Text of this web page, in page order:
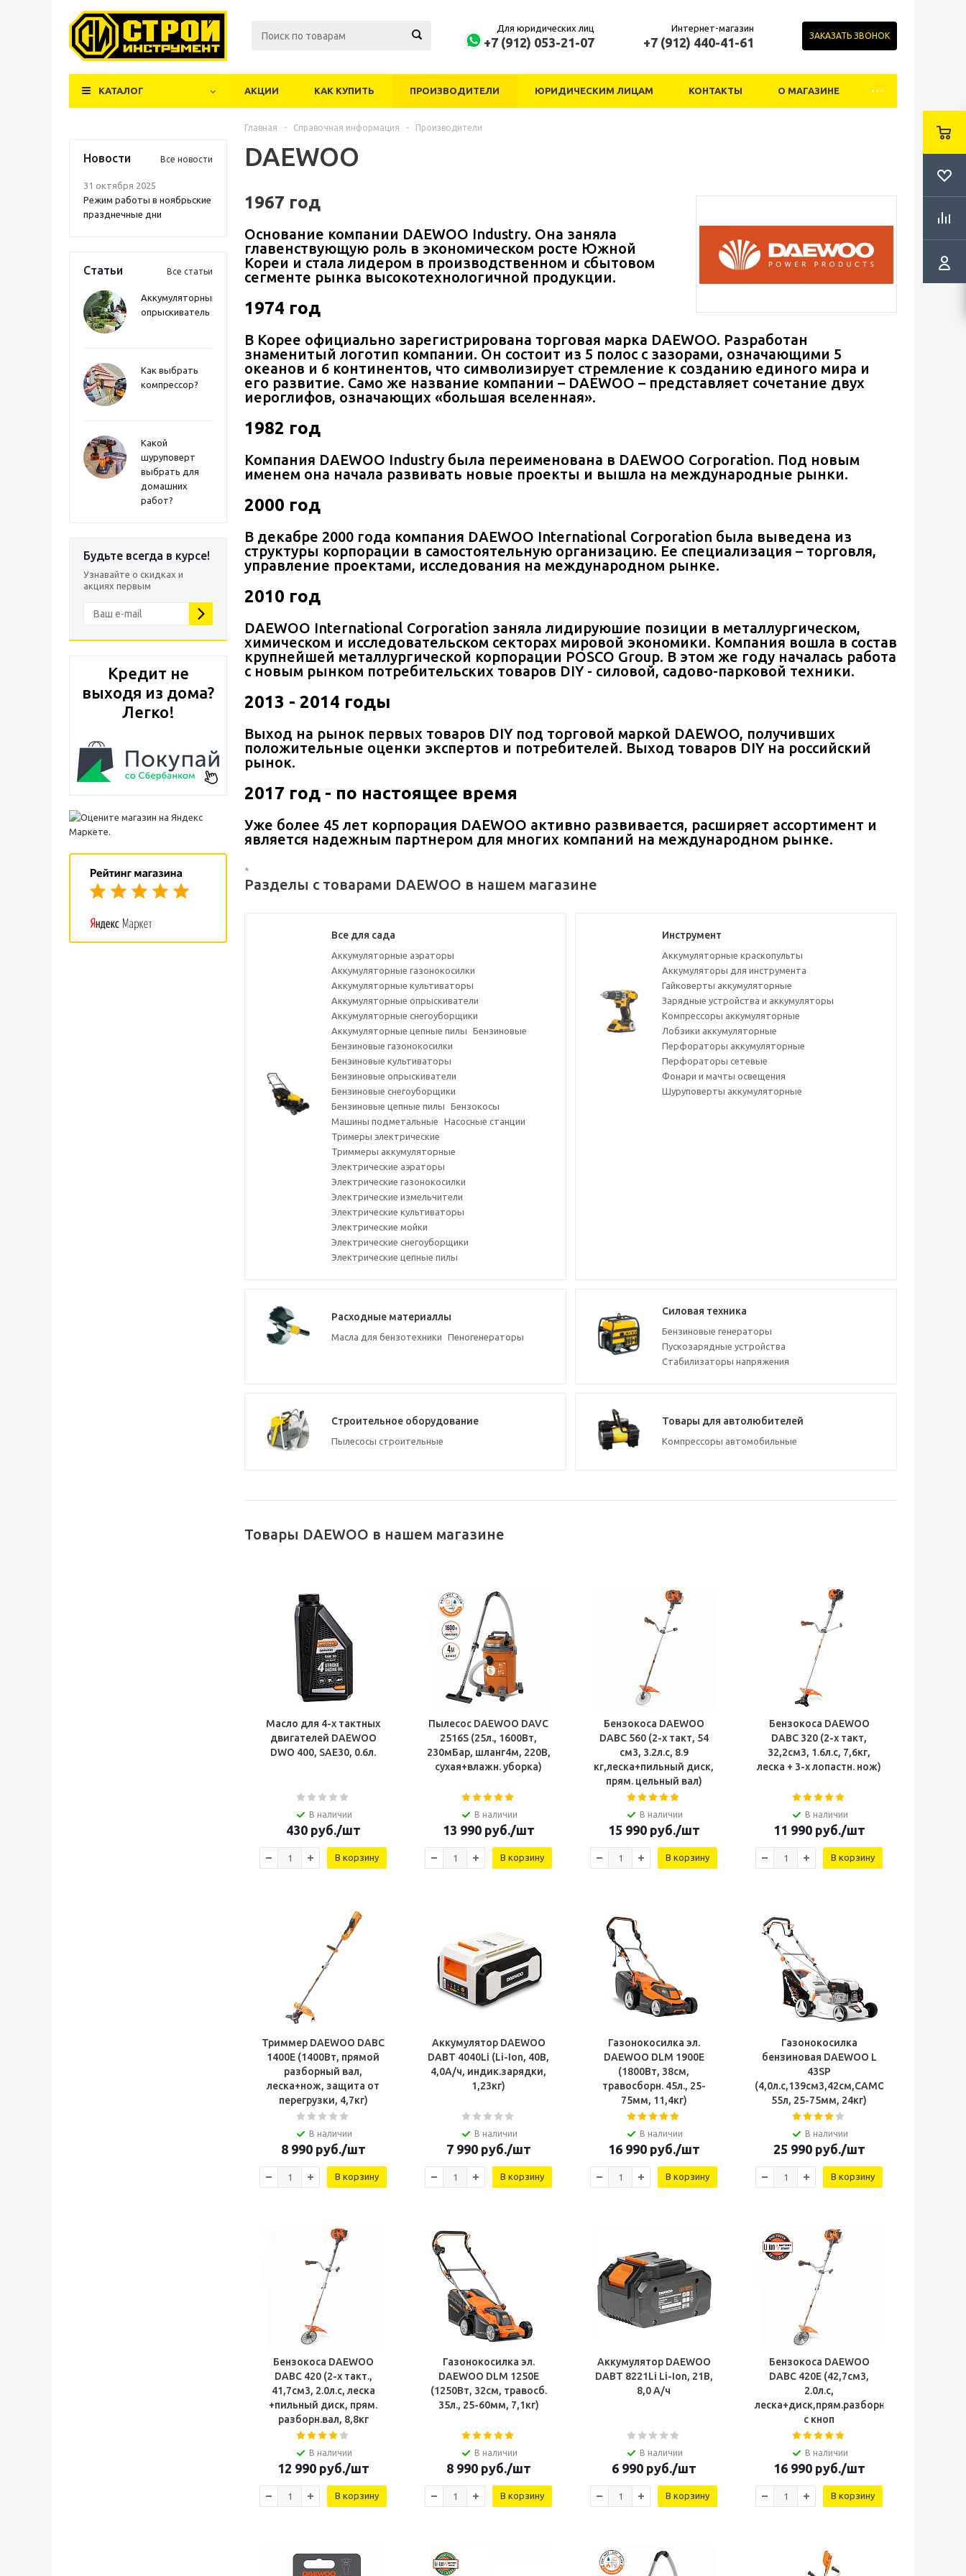
Для юридических лиц
+7 (912) 053-21-07
Интернет-магазин
+7 (912) 440-41-61 ЗАКАЗАТЬ ЗВОНОК
КАТАЛОГ АКЦИИ КАК КУПИТЬ ПРОИЗВОДИТЕЛИ ЮРИДИЧЕСКИМ ЛИЦАМ КОНТАКТЫ О МАГАЗИНЕ
Новости Все новости
31 октября 2025
Режим работы в ноябрьские
празднечные дни
Статьи Все статьи
Аккумуляторный
опрыскиватель
Как выбрать
компрессор?
Какой
шуруповерт
выбрать для
домашних
работ?
Будьте всегда в курсе!
Узнавайте о скидках и
акциях первым
Кредит не
выходя из дома?
Легко!
Главная - Справочная информация - Производители
DAEWOO
1967 год
Основание компании DAEWOO Industry. Она заняла
главенствующую роль в экономическом росте Южной
Кореи и стала лидером в производственном и сбытовом
сегменте рынка высокотехнологичной продукции.
1974 год
В Корее официально зарегистрирована торговая марка DAEWOO. Разработан
знаменитый логотип компании. Он состоит из 5 полос с зазорами, означающими 5
океанов и 6 континентов, что символизирует стремление к созданию единого мира и
его развитие. Само же название компании – DAEWOO – представляет сочетание двух
иероглифов, означающих «большая вселенная».
1982 год
Компания DAEWOO Industry была переименована в DAEWOO Corporation. Под новым
именем она начала развивать новые проекты и вышла на международные рынки.
2000 год
В декабре 2000 года компания DAEWOO International Corporation была выведена из
структуры корпорации в самостоятельную организацию. Ее специализация – торговля,
управление проектами, исследования на международном рынке.
2010 год
DAEWOO International Corporation заняла лидируюшие позиции в металлургическом,
химическом и исследовательском секторах мировой экономики. Компания вошла в состав
крупнейшей металлургической корпорации POSCO Group. В этом же году началась работа
с новым рынком потребительских товаров DIY - силовой, садово-парковой техники.
2013 - 2014 годы
Выход на рынок первых товаров DIY под торговой маркой DAEWOO, получивших
положительные оценки экспертов и потребителей. Выход товаров DIY на российский
рынок.
2017 год - по настоящее время
Уже более 45 лет корпорация DAEWOO активно развивается, расширяет ассортимент и
является надежным партнером для многих компаний на международном рынке.
*
Разделы с товарами DAEWOO в нашем магазине
Все для сада
Аккумуляторные аэраторы
Аккумуляторные газонокосилки
Аккумуляторные культиваторы
Аккумуляторные опрыскиватели
Аккумуляторные снегоуборщики
Аккумуляторные цепные пилы
Бензиновые
Бензиновые газонокосилки
Бензиновые культиваторы
Бензиновые опрыскиватели
Бензиновые снегоуборщики
Бензиновые цепные пилы
Бензокосы
Машины подметальные
Насосные станции
Тримеры электрические
Триммеры аккумуляторные
Электрические аэраторы
Электрические газонокосилки
Электрические измельчители
Электрические культиваторы
Электрические мойки
Электрические снегоуборщики
Электрические цепные пилы
Инструмент
Аккумуляторные краскопульты
Аккумуляторы для инструмента
Гайковерты аккумуляторные
Зарядные устройства и аккумуляторы
Компрессоры аккумуляторные
Лобзики аккумуляторные
Перфораторы аккумуляторные
Перфораторы сетевые
Фонари и мачты освещения
Шуруповерты аккумуляторные
Расходные материаллы
Масла для бензотехники Пеногенераторы
Силовая техника
Бензиновые генераторы
Пускозарядные устройства
Стабилизаторы напряжения
Строительное оборудование
Пылесосы строительные
Товары для автолюбителей
Компрессоры автомобильные
Товары DAEWOO в нашем магазине
Масло для 4-х тактных
двигателей DAEWOO
DWO 400, SAE30, 0.6л.
В наличии
430руб./шт
В корзину
Пылесос DAEWOO DAVC
2516S (25л., 1600Вт,
230мБар, шланг4м, 220В,
сухая+влажн. уборка)
В наличии
13 990руб./шт
В корзину
Бензокоса DAEWOO
DABC 560 (2-х такт, 54
см3, 3.2л.с, 8.9
кг,леска+пильный диск,
прям. цельный вал)
В наличии
15 990руб./шт
В корзину
Бензокоса DAEWOO
DABC 320 (2-х такт,
32,2см3, 1.6л.с, 7,6кг,
леска + 3-х лопастн. нож)
В наличии
11 990руб./шт
В корзину
Триммер DAEWOO DABC
1400E (1400Вт, прямой
разборный вал,
леска+нож, защита от
перегрузки, 4,7кг)
В наличии
8 990руб./шт
В корзину
Аккумулятор DAEWOO
DABT 4040Li (Li-Ion, 40В,
4,0А/ч, индик.зарядки,
1,23кг)
В наличии
7 990руб./шт
В корзину
Газонокосилка эл.
DAEWOO DLM 1900E
(1800Вт, 38см,
травосборн. 45л., 25-
75мм, 11,4кг)
В наличии
16 990руб./шт
В корзину
Газонокосилка
бензиновая DAEWOO L
43SP
55л, 25-75мм, 24кг)
В наличии
25 990руб./шт
В корзину
Бензокоса DAEWOO
DABC 420 (2-х такт.,
41,7см3, 2.0л.с, леска
+пильный диск, прям.
разборн.вал, 8,8кг
В наличии
12 990руб./шт
В корзину
Газонокосилка эл.
DAEWOO DLM 1250E
(1250Вт, 32см, травосб.
35л., 25-60мм, 7,1кг)
В наличии
8 990руб./шт
В корзину
Аккумулятор DAEWOO
DABT 8221Li Li-Ion, 21В,
8,0 А/ч
В наличии
6 990руб./шт
В корзину
Бензокоса DAEWOO
DABC 420E (42,7см3,
2.0л.с,
с кноп
В наличии
16 990руб./шт
В корзину